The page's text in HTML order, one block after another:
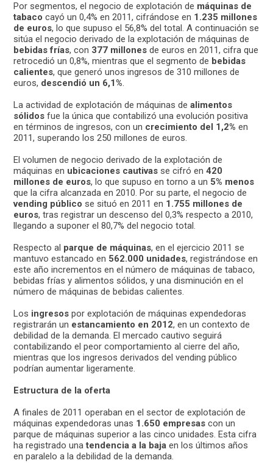
Por segmentos, el negocio de explotación de máquinas de
tabaco cayó un 0,4% en 2011, cifrándose en 1.235 millones
de euros, lo que supuso el 56,8% del total. A continuación se
sitúa el negocio derivado de la explotación de máquinas de
bebidas frías, con 377 millones de euros en 2011, cifra que
retrocedió un 0,8%, mientras que el segmento de bebidas
calientes, que generó unos ingresos de 310 millones de
euros, descendió un 6,1%.
La actividad de explotación de máquinas dealimentos
sólidos fue la única que contabilizó una evolución positiva
en términos de ingresos, con un crecimiento del 1,2% en
2011, superando los 250 millones de euros.
El volumen de negocio derivado de la explotación de
máquinas en ubicaciones cautivas se cifró en420
millones de euros, lo que supuso en torno a un 5% menos
que la cifra alcanzada en 2010. Por su parte, el negocio de
vending público se situó en 2011 en 1.755 millones de
euros, tras registrar un descenso del 0,3% respecto a 2010,
llegando a suponer el 80,7% del negocio total.
Respecto al parque de máquinas, en el ejercicio 2011 se
mantuvo estancado en 562.000 unidades, registrándose en
este año incrementos en el número de máquinas de tabaco,
bebidas frías y alimentos sólidos, y una disminución en el
número de máquinas de bebidas calientes.
Los ingresos por explotación de máquinas expendedoras
registrarán un estancamiento en 2012, en un contexto de
debilidad de la demanda. El mercado cautivo seguirá
contabilizando el peor comportamiento al cierre del año,
mientras que los ingresos derivados del vending público
podrían aumentar ligeramente.
Estructura de la oferta
A finales de 2011 operaban en el sector de explotación de
máquinas expendedoras unas 1.650 empresas con un
parque de máquinas superior a las cinco unidades. Esta cifra
ha registrado unatendencia a la baja en los últimos años
en paralelo a la debilidad de la demanda.